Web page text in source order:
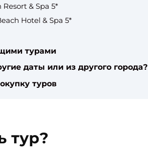
& Spa 5*
Hotel & Spa 5*
турами
даты или из другого города?
туров
тур?